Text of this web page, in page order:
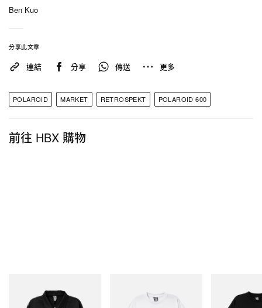
Ben Kuo
分享此文章
連結 分享 傳送 更多
POLAROID MARKET RETROSPEKT POLAROID 600
前往 HBX 購物
Billionaire Boys Club X Initial
D Cotton Jacket
Billionaire Boys Club X Initial
D Cotton T-Shirt 2
Billionaire
D Cotton T-